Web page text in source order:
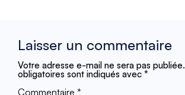
Laisser un commentaire
Votre adresse e-mail ne sera pas publiée.
obligatoires sont indiqués avec *
Commentaire *